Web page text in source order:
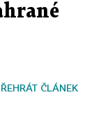
ČLÁNEK